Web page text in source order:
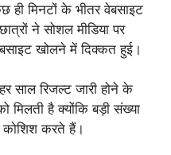
ही मिनटों के भीतर वेबसाइट
ने सोशल मीडिया पर
खोलने में दिक्कत हुई।
साल रिजल्ट जारी होने के
मिलती है क्योंकि बड़ी संख्या
करते हैं।